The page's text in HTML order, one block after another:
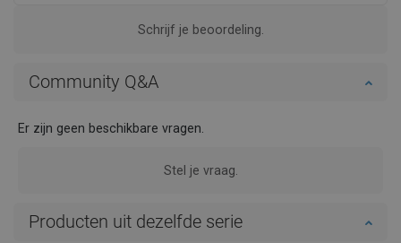
Schrijf je beoordeling.
Community Q&A
Er zijn geen beschikbare vragen.
Stel je vraag.
Producten uit dezelfde serie